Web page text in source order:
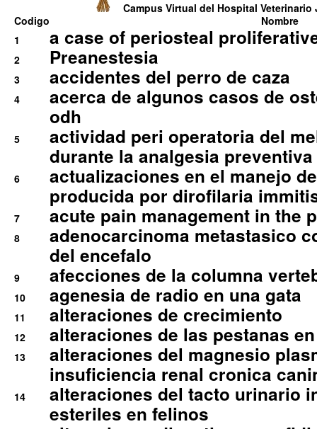
Campus Virtual del Hospital Veterinario
Codigo
Nombre
1
a case of periosteal
2 Preanestesia
3 accidentes del perro de caza
4
acerca de algunos casos de
odh
5
actividad peri operatoria del
durante la analgesia
6
actualizaciones en el manejo
producida por dirofilaria
7 acute pain management in the
8
adenocarcinoma metastasico
del encefalo
9 afecciones de la columna
10 agenesia de radio en una gata
11 alteraciones de crecimiento
12 alteraciones de las pestanas
13
alteraciones del magnesio
insuficiencia renal cronica
14
alteraciones del tacto urinario
esteriles en felinos